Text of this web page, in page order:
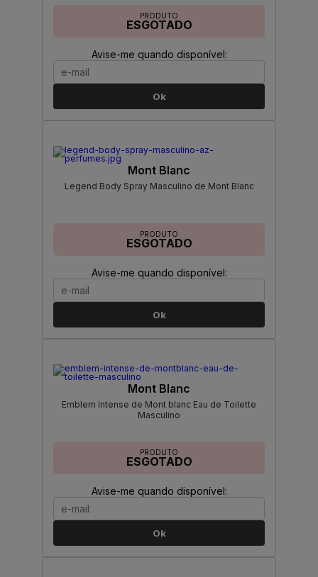
PRODUTO
ESGOTADO
Avise-me quando disponível:
Ok
Mont Blanc
Legend Body Spray Masculino de Mont Blanc
PRODUTO
ESGOTADO
Avise-me quando disponível:
Ok
Mont Blanc
Emblem Intense de Mont blanc Eau de Toilette
Masculino
PRODUTO
ESGOTADO
Avise-me quando disponível:
Ok